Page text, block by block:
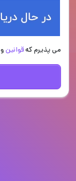
می پذیرم کهقوانین و